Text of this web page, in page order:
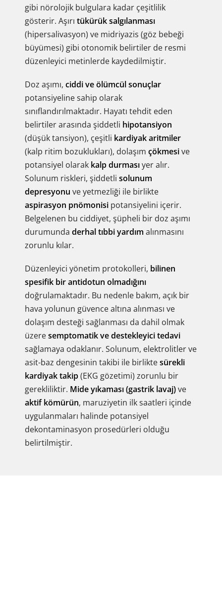
gibi nörolojik bulgulara kadar çeşitlilik
gösterir. Aşırı tükürük salgılanması
(hipersalivasyon) ve midriyazis (göz bebeği
büyümesi) gibi otonomik belirtiler de resmi
düzenleyici metinlerde kaydedilmiştir.
Doz aşımı, ciddi ve ölümcül sonuçlar
potansiyeline sahip olarak
sınıflandırılmaktadır. Hayatı tehdit eden
belirtiler arasında şiddetli hipotansiyon
(düşük tansiyon), çeşitli kardiyak aritmiler
(kalp ritim bozuklukları), dolaşım çökmesive
potansiyel olarak kalp durmasıyer alır.
Solunum riskleri, şiddetli solunum
depresyonu ve yetmezliği ile birlikte
aspirasyon pnömonisi potansiyelini içerir.
Belgelenen bu ciddiyet, şüpheli bir doz aşımı
durumunda derhal tıbbi yardım alınmasını
zorunlu kılar.
Düzenleyici yönetim protokolleri, bilinen
spesifik bir antidotun olmadığını
doğrulamaktadır. Bu nedenle bakım, açık bir
hava yolunun güvence altına alınması ve
dolaşım desteği sağlanması da dahil olmak
üzeresemptomatik ve destekleyici tedavi
sağlamaya odaklanır. Solunum, elektrolitler ve
asit-baz dengesinin takibi ile birliktesürekli
kardiyak takip(EKG gözetimi) zorunlu bir
gerekliliktir. Mide yıkaması (gastrik lavaj)ve
aktif kömürün, maruziyetin ilk saatleri içinde
uygulanmaları halinde potansiyel
dekontaminasyon prosedürleri olduğu
belirtilmiştir.